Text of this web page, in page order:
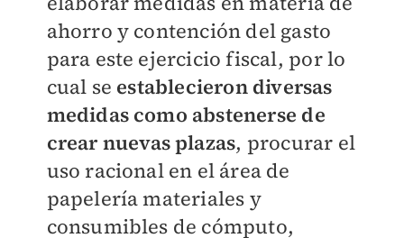
ahorro y contención del gasto
para este ejercicio fiscal, por lo
cual se establecieron diversas
medidas como abstenerse de
crear nuevas plazas, procurar el
uso racional en el área de
papelería materiales y
consumibles de cómputo,